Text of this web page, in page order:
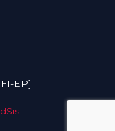
EP]